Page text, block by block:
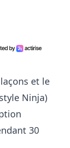
et le
Ninja)
30